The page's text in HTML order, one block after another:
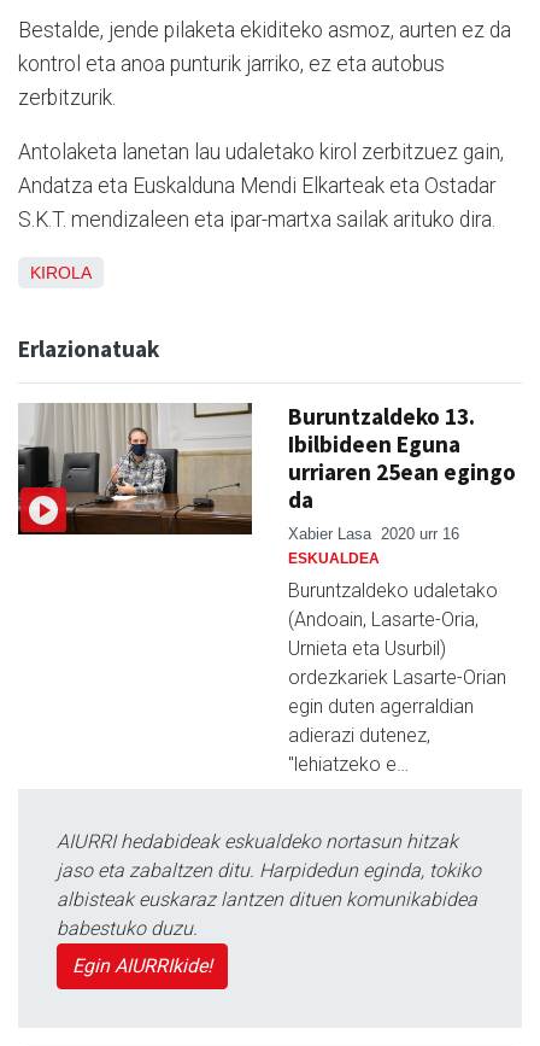
Bestalde, jende pilaketa ekiditeko asmoz, aurten ez da
kontrol eta anoa punturik jarriko, ez eta autobus
zerbitzurik.
Antolaketa lanetan lau udaletako kirol zerbitzuez gain,
Andatza eta Euskalduna Mendi Elkarteak eta Ostadar
S.K.T. mendizaleen eta ipar-martxa sailak arituko dira.
KIROLA
Erlazionatuak
Buruntzaldeko 13.
Ibilbideen Eguna
urriaren 25ean egingo
da
Xabier Lasa 2020 urr 16
ESKUALDEA
Buruntzaldeko udaletako
(Andoain, Lasarte-Oria,
Urnieta eta Usurbil)
ordezkariek Lasarte-Orian
egin duten agerraldian
adierazi dutenez,
"lehiatzeko e…
AIURRI hedabideak eskualdeko nortasun hitzak
jaso eta zabaltzen ditu. Harpidedun eginda, tokiko
albisteak euskaraz lantzen dituen komunikabidea
babestuko duzu.
Egin AIURRIkide!